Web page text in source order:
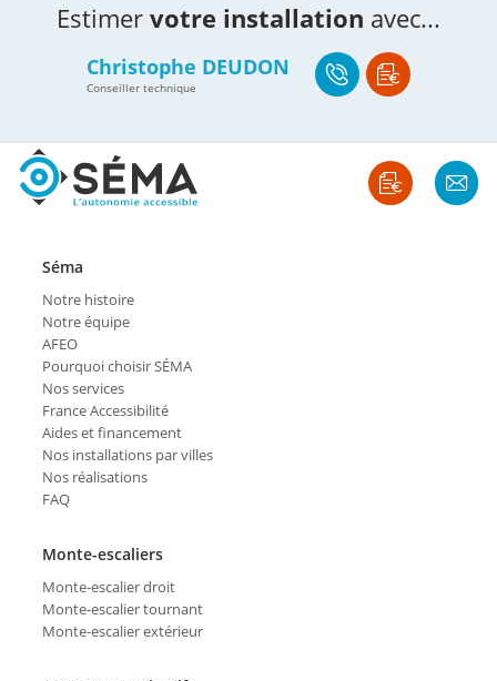
Estimer votre installation avec...
Christophe DEUDON
Conseiller technique
Séma
Notre histoire
Notre équipe
AFEO
Pourquoi choisir SÉMA
Nos services
France Accessibilité
Aides et financement
Nos installations par villes
Nos réalisations
FAQ
Monte-escaliers
Monte-escalier droit
Monte-escalier tournant
Monte-escalier extérieur